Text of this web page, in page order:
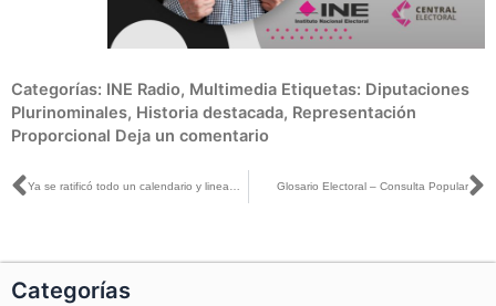
Categorías: INE Radio, Multimedia Etiquetas: Diputaciones
Plurinominales, Historia destacada, Representación
Proporcional Deja un comentario
Ant Glosario Electoral – Consulta Popular
Categorías